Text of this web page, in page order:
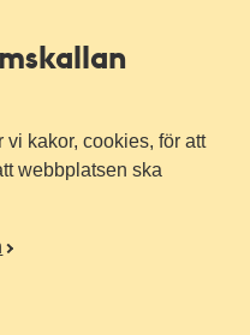
kakor, cookies, för att
webbplatsen ska